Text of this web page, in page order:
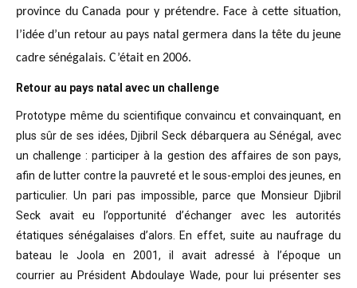
province du Canada pour y prétendre. Face à cette situation,
l’idée d’un retour au pays natal germera dans la tête du jeune
cadre sénégalais. C’était en 2006.
Retour au pays natal avec un challenge
Prototype même du scientifique convaincu et convainquant, en
plus sûr de ses idées, Djibril Seck débarquera au Sénégal, avec
un challenge : participer à la gestion des affaires de son pays,
afin de lutter contre la pauvreté et le sous-emploi des jeunes, en
particulier. Un pari pas impossible, parce que Monsieur Djibril
Seck avait eu l’opportunité d’échanger avec les autorités
étatiques sénégalaises d’alors. En effet, suite au naufrage du
bateau le Joola en 2001, il avait adressé à l’époque un
courrier au Président Abdoulaye Wade, pour lui présenter ses